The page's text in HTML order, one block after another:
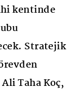
kentinde
Stratejik
Taha Koç,